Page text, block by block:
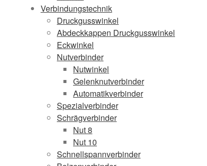
Verbindungstechnik
Druckgusswinkel
Abdeckkappen Druckgusswinkel
Eckwinkel
Nutverbinder
Nutwinkel
Gelenknutverbinder
Automatikverbinder
Spezialverbinder
Schrägverbinder
Nut 8
Nut 10
Schnellspannverbinder